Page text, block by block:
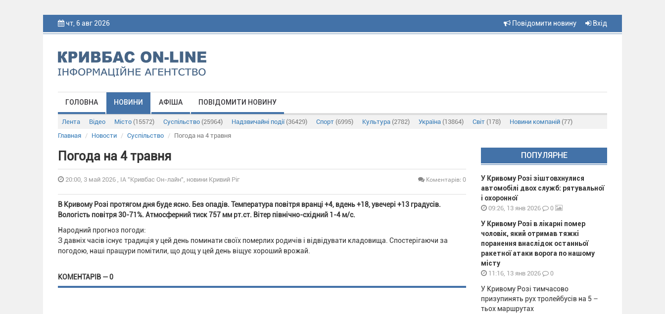
чт, 6 авг 2026 Повідомити новину Вхід
ГОЛОВНА НОВИНИ АФІША ПОВІДОМИТИ НОВИНУ
Лента Відео Місто (15572) Суспільство (25964) Надзвичайні події (36429) Спорт (6995) Культура (2782) Україна (13864) Світ (178) Новини компаній (77)
Главная
Новости Суспільство Погода на 4 травня
Погода на 4 травня
20:00, 3 май 2026 , ІА "Кривбас Он-лайн", новини Кривий Ріг Коментарів: 0
В Кривому Розі протягом дня буде ясно. Без опадів. Температура повітря вранці +4, вдень +18, увечері +13 градусів.
Вологість повітря 30-71%. Атмосферний тиск 757 мм рт.ст. Вітер північно-східний 1-4 м/с.
Народний прогноз погоди:
З давніх часів існує традиція у цей день поминати своїх померлих родичів і відвідувати кладовища. Спостерігаючи за
погодою, наші пращури помітили, що дощ у цей день віщує хороший врожай.
КОМЕНТАРІВ — 0
ПОПУЛЯРНЕ
У Кривому Розі зіштовхнулися
автомобілі двох служб: рятувальної
і охоронної
09:26, 13 янв 2026 0
У Кривому Розі в лікарні помер
чоловік, який отримав тяжкі
поранення внаслідок останньої
ракетної атаки ворога по нашому
місту
11:16, 13 янв 2026 0
У Кривому Розі тимчасово
призупинять рух тролейбусів на 5 –
тьох маршрутах